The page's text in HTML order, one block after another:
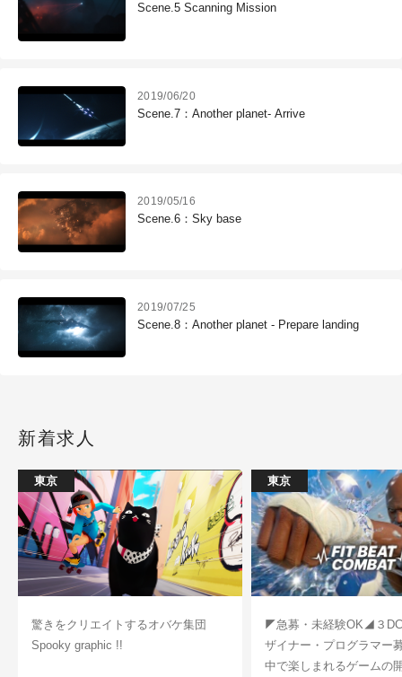
Scene.5 Scanning Mission
2019/06/20
Scene.7：Another planet- Arrive
2019/05/16
Scene.6：Sky base
2019/07/25
Scene.8：Another planet - Prepare landing
新着求人
東京
驚きをクリエイトするオバケ集団
Spooky graphic !!
東京
◤急募・未経験OK◢３
ザイナー・プログラマー
中で楽しまれるゲームの